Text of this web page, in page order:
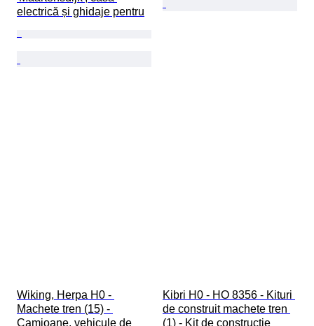
electrică și ghidaje pentru
Wiking, Herpa H0 -
Machete tren (15) -
Camioane, vehicule de
Kibri H0 - HO 8356 - Kituri
de construit machete tren
(1) - Kit de construcție